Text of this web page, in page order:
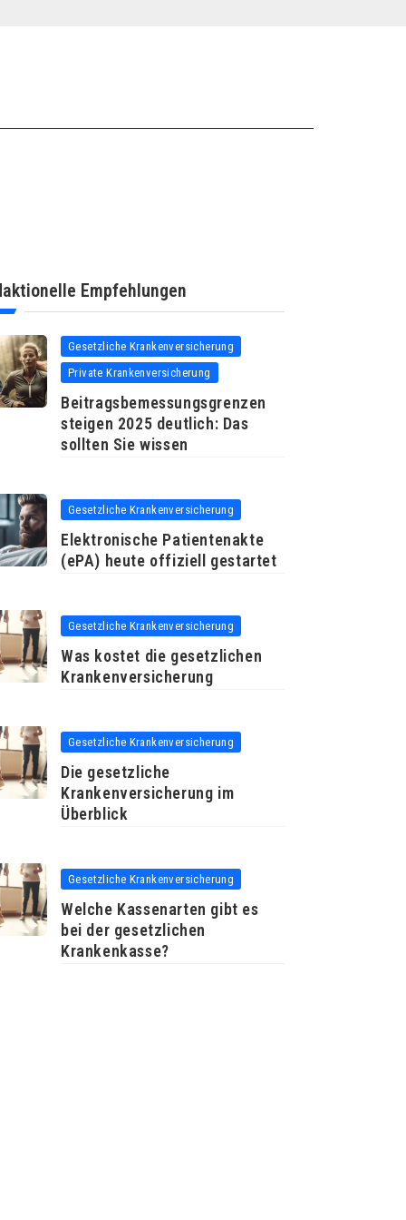
Empfehlungen
Gesetzliche Krankenversicherung
Private Krankenversicherung
Beitragsbemessungsgrenzen
steigen 2025 deutlich: Das
sollten Sie wissen
Gesetzliche Krankenversicherung
Elektronische Patientenakte
(ePA) heute offiziell gestartet
Gesetzliche Krankenversicherung
Was kostet die gesetzlichen
Krankenversicherung
Gesetzliche Krankenversicherung
Die gesetzliche
Krankenversicherung im
Überblick
Gesetzliche Krankenversicherung
Welche Kassenarten gibt es
bei der gesetzlichen
Krankenkasse?